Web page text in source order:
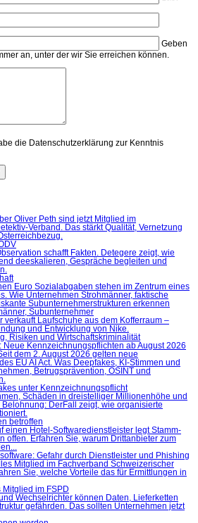
Geben
an, unter der wir Sie erreichen können.
die Datenschutzerklärung zur Kenntnis
Subunternehmer
Risiken und Wirtschaftskriminalität
unter Kennzeichnungspflicht
betroffen
Gefahr durch Dienstleister und Phishing
Mitglied im FSPD